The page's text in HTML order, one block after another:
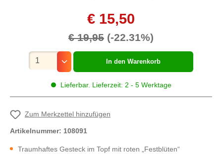
€ 15,50
€ 19,95 (-22.31%)
Lieferbar. Lieferzeit: 2 - 5 Werktage
Mengenauswahl
In den Warenkorb
Zum Merkzettel hinzufügen
Artikelnummer: 108091
Traumhaftes Gesteck im Topf mit roten „Festblüten“